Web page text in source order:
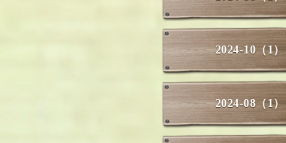
2024-10（1）
2024-08（1）